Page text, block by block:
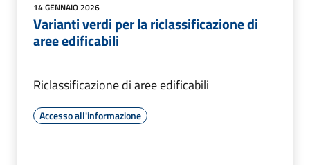
14 GENNAIO 2026
Varianti verdi per la riclassificazione di
aree edificabili
Riclassificazione di aree edificabili
Accesso all'informazione